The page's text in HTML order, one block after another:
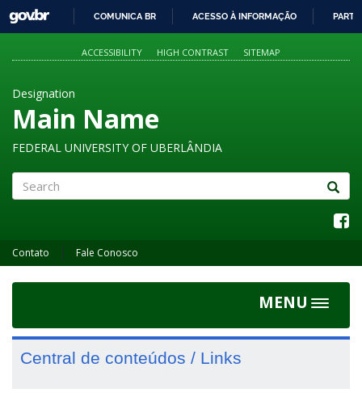
PARA
O
GOVBR
COMUNICA BR ACESSO À INFORMAÇÃO
ACCESSIBILITY HIGH CONTRAST SITEMAP
Designation
Main Name
FEDERAL UNIVERSITY OF UBERLÂNDIA
Contato Fale Conosco
MENU
Toggle
Central de conteúdos / Links